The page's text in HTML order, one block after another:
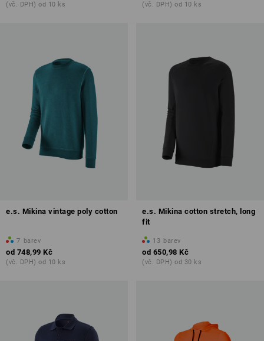
(vč. DPH) od 10 ks (vč. DPH) od 10 ks
e.s. Mikina vintage poly cotton
7 barev
od 748,99 Kč
(vč. DPH) od 10 ks
e.s. Mikina cotton stretch, long
fit
13 barev
od 650,98 Kč
(vč. DPH) od 30 ks